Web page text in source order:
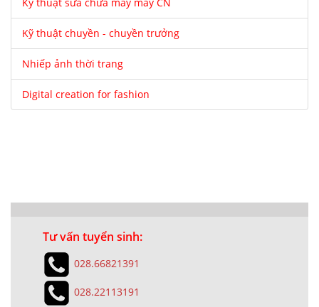
Kỹ thuật sửa chữa máy may CN
Kỹ thuật chuyền - chuyền trưởng
Nhiếp ảnh thời trang
Digital creation for fashion
Tư vấn tuyển sinh:
028.66821391
028.22113191